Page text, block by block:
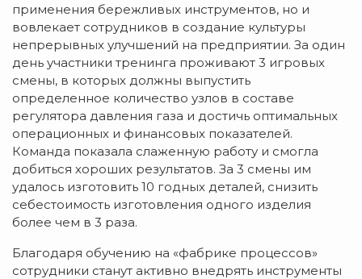
применения бережливых инструментов, но и
вовлекает сотрудников в создание культуры
непрерывных улучшений на предприятии. За один
день участники тренинга проживают 3 игровых
смены, в которых должны выпустить
определенное количество узлов в составе
регулятора давления газа и достичь оптимальных
операционных и финансовых показателей.
Команда показала слаженную работу и смогла
добиться хороших результатов. За 3 смены им
удалось изготовить 10 годных деталей, снизить
себестоимость изготовления одного изделия
более чем в 3 раза.
Благодаря обучению на «фабрике процессов»
сотрудники станут активно внедрять инструменты